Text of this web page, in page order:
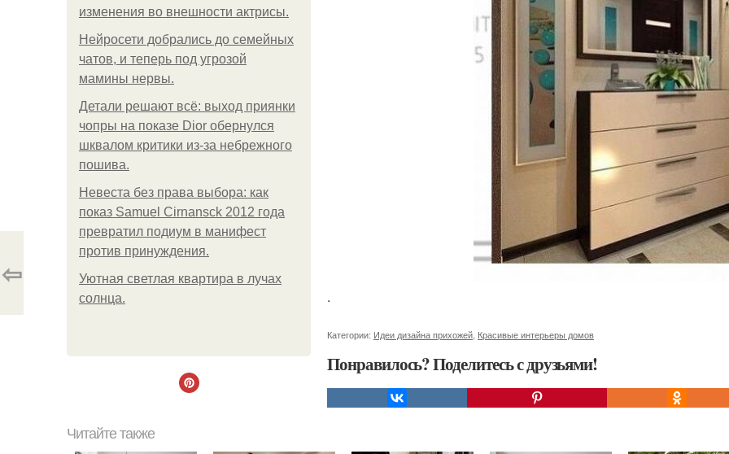
изменения во внешности актрисы.
Нейросети добрались до семейных
чатов, и теперь под угрозой
мамины нервы.
Детали решают всё: выход приянки
чопры на показе Dior обернулся
шквалом критики из-за небрежного
пошива.
Невеста без права выбора: как
показ Samuel Cirnansck 2012 года
превратил подиум в манифест
против принуждения.
Уютная светлая квартира в лучах
солнца.
.
Категории: Идеи дизайна прихожей Красивые интерьеры домов
Понравилось? Поделитесь с друзьями!
⇦
Читайте также